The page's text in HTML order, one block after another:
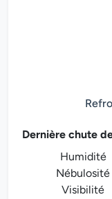
Dernière chute
Humidité
Nébulosité
Visibilité